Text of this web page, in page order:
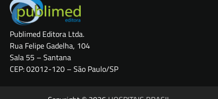
Publimed Editora Ltda.
Rua Felipe Gadelha, 104
Sala 55 – Santana
CEP: 02012-120 – São Paulo/SP